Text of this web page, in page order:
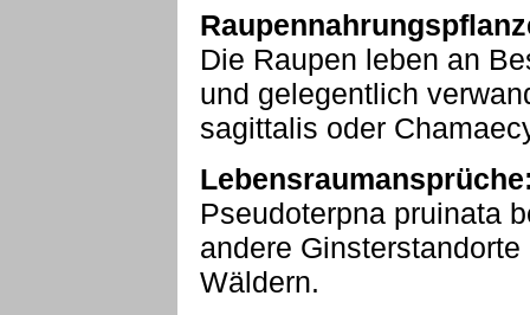
Die Raupen leben an
und gelegentlich
sagittalis oder
Pseudoterpna pruinata
andere
Wäldern.